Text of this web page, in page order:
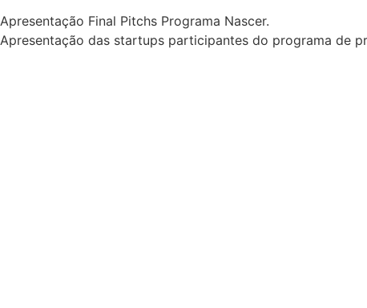
Apresentação Final Pitchs Programa Nascer.
Apresentação das startups participantes do programa de